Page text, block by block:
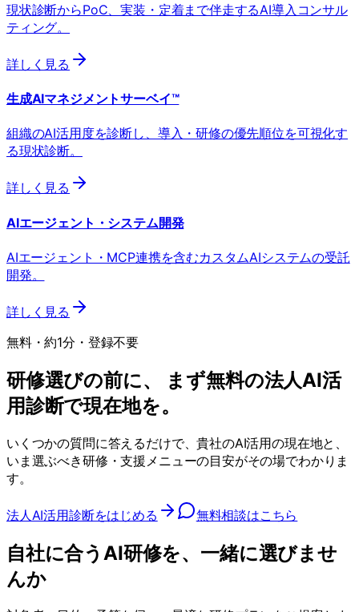
現状診断からPoC、実装・定着まで伴走するAI導入コンサル
ティング。
詳しく見る
生成AIマネジメントサーベイ™
組織のAI活用度を診断し、導入・研修の優先順位を可視化す
る現状診断。
詳しく見る
AIエージェント・システム開発
AIエージェント・MCP連携を含むカスタムAIシステムの受託
開発。
詳しく見る
無料・約1分・登録不要
研修選びの前に、 まず無料の法人AI活
用診断で現在地を。
いくつかの質問に答えるだけで、貴社のAI活用の現在地と、
いま選ぶべき研修・支援メニューの目安がその場でわかりま
す。
法人AI活用診断をはじめる 無料相談はこちら
自社に合うAI研修を、一緒に選びませ
んか